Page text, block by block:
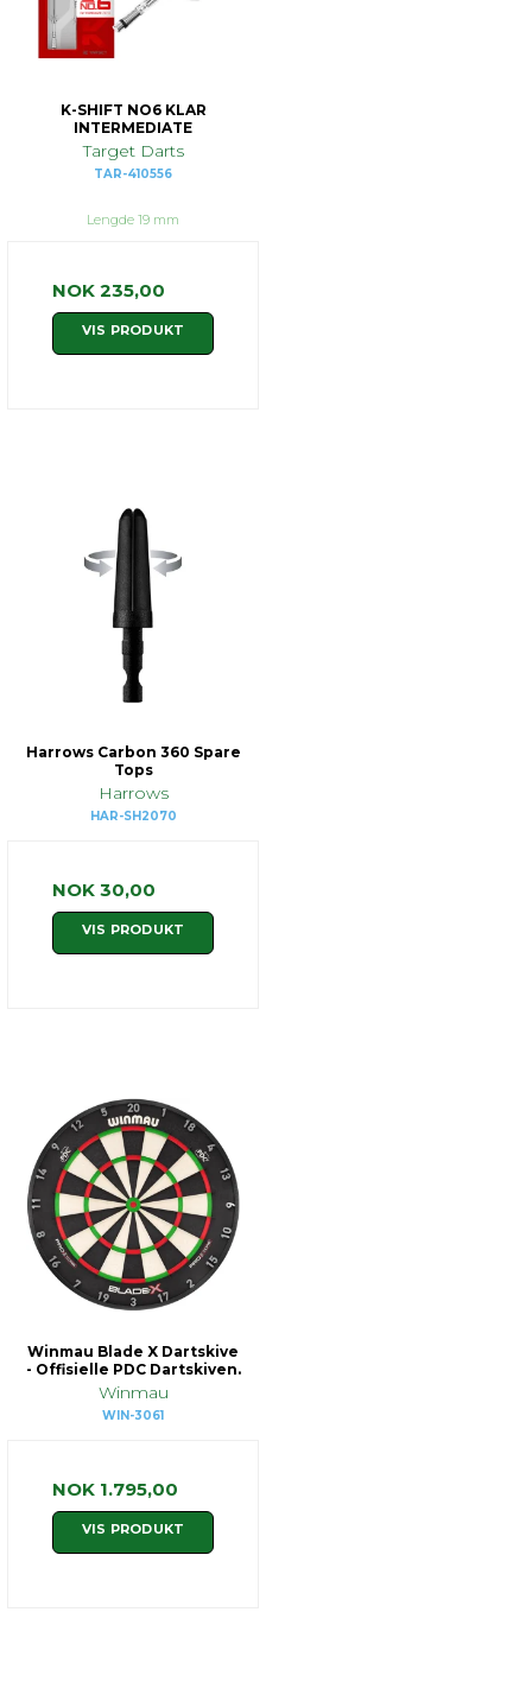
K-SHIFT NO6 KLAR
INTERMEDIATE
Target Darts
TAR-410556
Lengde 19 mm
NOK 235,00
VIS PRODUKT
Harrows Carbon 360 Spare
Tops
Harrows
HAR-SH2070
NOK 30,00
VIS PRODUKT
Winmau Blade X Dartskive
- Offisielle PDC Dartskiven.
Winmau
WIN-3061
NOK 1.795,00
VIS PRODUKT